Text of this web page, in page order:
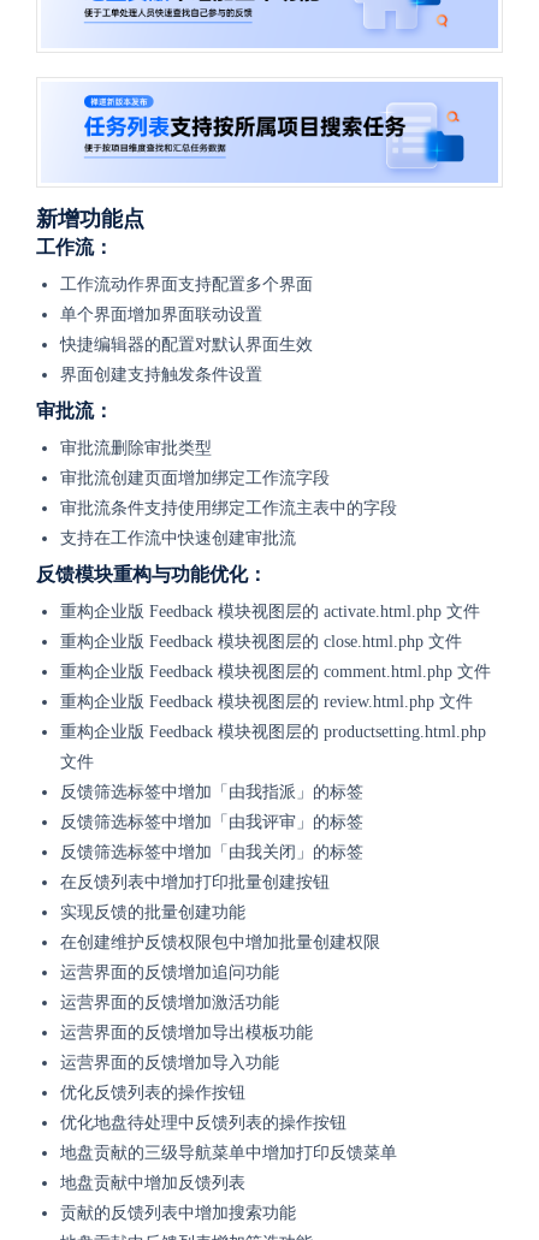
新增功能点
工作流：
工作流动作界面支持配置多个界面
单个界面增加界面联动设置
快捷编辑器的配置对默认界面生效
界面创建支持触发条件设置
审批流：
审批流删除审批类型
审批流创建页面增加绑定工作流字段
审批流条件支持使用绑定工作流主表中的字段
支持在工作流中快速创建审批流
反馈模块重构与功能优化：
重构企业版 Feedback 模块视图层的 activate.html.php 文件
重构企业版 Feedback 模块视图层的 close.html.php 文件
重构企业版 Feedback 模块视图层的 comment.html.php 文件
重构企业版 Feedback 模块视图层的 review.html.php 文件
重构企业版 Feedback 模块视图层的 productsetting.html.php
文件
反馈筛选标签中增加「由我指派」的标签
反馈筛选标签中增加「由我评审」的标签
反馈筛选标签中增加「由我关闭」的标签
在反馈列表中增加打印批量创建按钮
实现反馈的批量创建功能
在创建维护反馈权限包中增加批量创建权限
运营界面的反馈增加追问功能
运营界面的反馈增加激活功能
运营界面的反馈增加导出模板功能
运营界面的反馈增加导入功能
优化反馈列表的操作按钮
优化地盘待处理中反馈列表的操作按钮
地盘贡献的三级导航菜单中增加打印反馈菜单
地盘贡献中增加反馈列表
贡献的反馈列表中增加搜索功能